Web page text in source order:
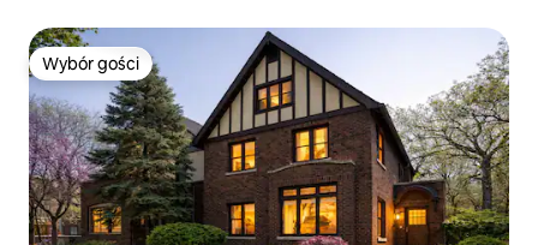
Wybór gości
Wybór gości